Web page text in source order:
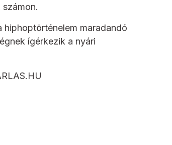
hiphoptörténelem maradandó
ígérkezik a nyári